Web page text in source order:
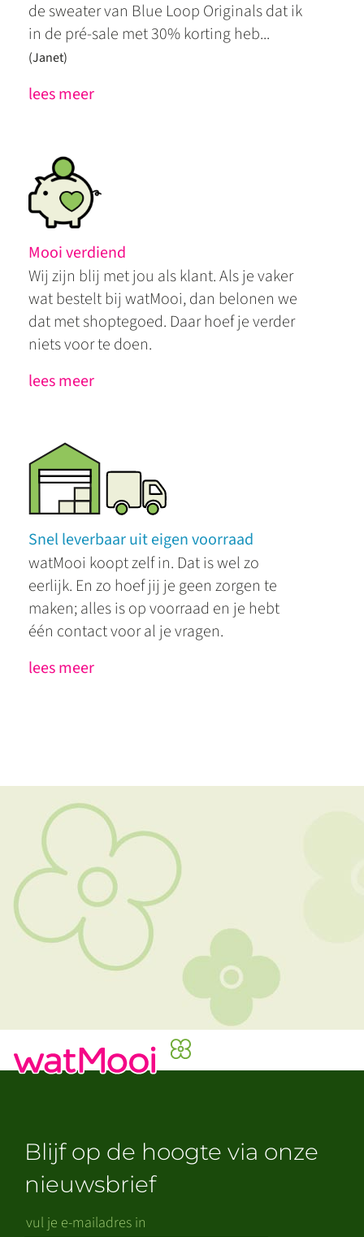
de sweater van Blue Loop Originals dat ik
in de pré-sale met 30% korting heb...
(Janet)
lees meer
Mooi verdiend
Wij zijn blij met jou als klant. Als je vaker
wat bestelt bij watMooi, dan belonen we
dat met shoptegoed. Daar hoef je verder
niets voor te doen.
lees meer
Snel leverbaar uit eigen voorraad
watMooi koopt zelf in. Dat is wel zo
eerlijk. En zo hoef jij je geen zorgen te
maken; alles is op voorraad en je hebt
één contact voor al je vragen.
lees meer
Blijf op de hoogte via onze
nieuwsbrief